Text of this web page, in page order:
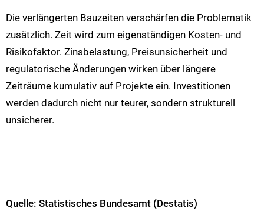
Die verlängerten Bauzeiten verschärfen die Problematik
zusätzlich. Zeit wird zum eigenständigen Kosten- und
Risikofaktor. Zinsbelastung, Preisunsicherheit und
regulatorische Änderungen wirken über längere
Zeiträume kumulativ auf Projekte ein. Investitionen
werden dadurch nicht nur teurer, sondern strukturell
unsicherer.
Quelle: Statistisches Bundesamt (Destatis)